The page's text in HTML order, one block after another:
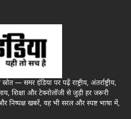
— समर इंडिया पर पढ़ें राष्ट्रीय, अंतर्राष्ट्रीय,
शिक्षा और टेक्नोलॉजी से जुड़ी हर जरूरी
खबरें, वह भी सरल और स्पष्ट भाषा में,